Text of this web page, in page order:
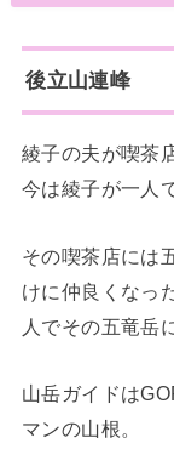
後立山連峰
綾子の夫が喫茶
今は綾子が一人
その喫茶店には
けに仲良くなっ
人でその五竜岳
山岳ガイドは
マンの山根。